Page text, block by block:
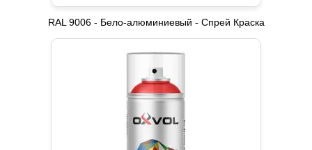
RAL 9006 - Бело-алюминиевый - Спрей Краска